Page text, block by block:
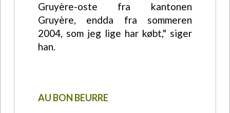
Gruyère-oste fra kantonen
Gruyère, endda fra sommeren
2004, som jeg lige har købt," siger
han.
AU BON BEURRE